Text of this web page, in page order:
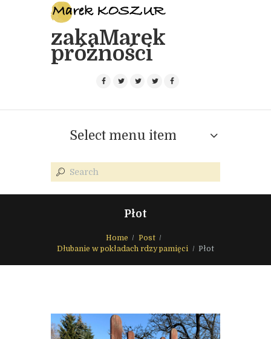
zakaMarek
próżności
Select menu item
Płot
Home
Post
Dłubanie w pokładach rdzy pamięci
Płot